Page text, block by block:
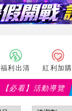
福利出清 紅利加購
【必看】活動導覽